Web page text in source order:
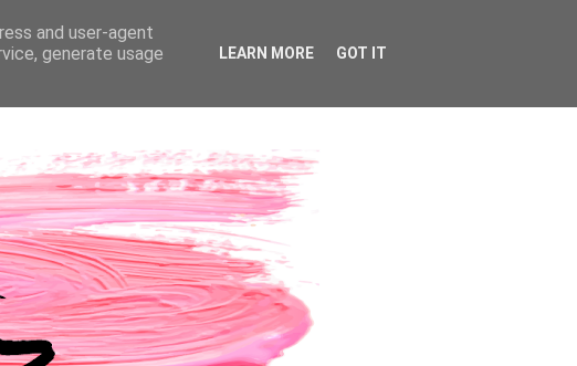
and user-agent
generate usage
LEARN MORE GOT IT